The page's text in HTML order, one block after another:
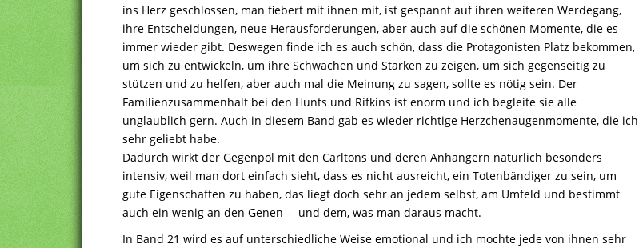
ins Herz geschlossen, man fiebert mit ihnen mit, ist gespannt auf ihren weiteren Werdegang,
ihre Entscheidungen, neue Herausforderungen, aber auch auf die schönen Momente, die es
immer wieder gibt. Deswegen finde ich es auch schön, dass die Protagonisten Platz bekommen,
um sich zu entwickeln, um ihre Schwächen und Stärken zu zeigen, um sich gegenseitig zu
stützen und zu helfen, aber auch mal die Meinung zu sagen, sollte es nötig sein. Der
Familienzusammenhalt bei den Hunts und Rifkins ist enorm und ich begleite sie alle
unglaublich gern. Auch in diesem Band gab es wieder richtige Herzchenaugenmomente, die ich
sehr geliebt habe.
Dadurch wirkt der Gegenpol mit den Carltons und deren Anhängern natürlich besonders
intensiv, weil man dort einfach sieht, dass es nicht ausreicht, ein Totenbändiger zu sein, um
gute Eigenschaften zu haben, das liegt doch sehr an jedem selbst, am Umfeld und bestimmt
auch ein wenig an den Genen – und dem, was man daraus macht.
In Band 21 wird es auf unterschiedliche Weise emotional und ich mochte jede von ihnen sehr